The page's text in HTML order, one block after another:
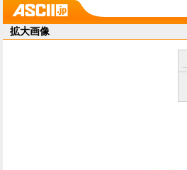
拡大画像